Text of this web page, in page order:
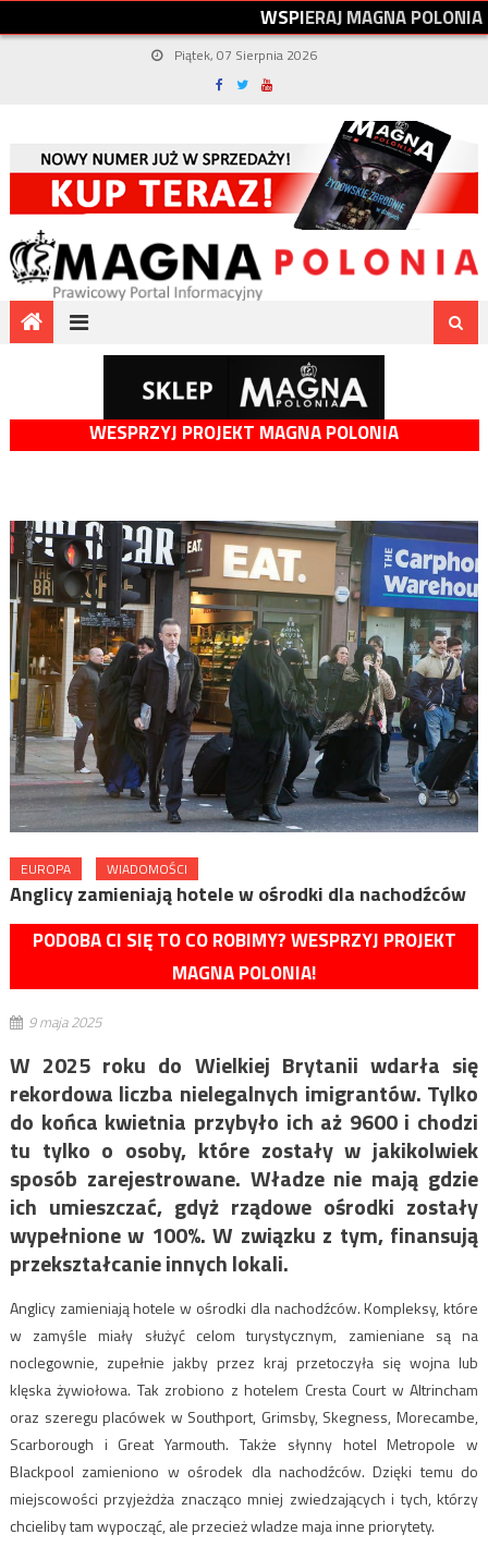
WSPIERAJMAGNAPOLONIA
Piątek, 07 Sierpnia 2026
WESPRZYJ PROJEKT MAGNA POLONIA
EUROPA WIADOMOŚCI
Anglicy zamieniają hotele w ośrodki dla nachodźców
PODOBA CI SIĘ TO CO ROBIMY? WESPRZYJ PROJEKT
MAGNA POLONIA!
9 maja 2025
W 2025 roku do Wielkiej Brytanii wdarła się
rekordowa liczba nielegalnych imigrantów. Tylko
do końca kwietnia przybyło ich aż 9600 i chodzi
tu tylko o osoby, które zostały w jakikolwiek
sposób zarejestrowane. Władze nie mają gdzie
ich umieszczać, gdyż rządowe ośrodki zostały
wypełnione w 100%. W związku z tym, finansują
przekształcanie innych lokali.
Anglicy zamieniają hotele w ośrodki dla nachodźców. Kompleksy, które
w zamyśle miały służyć celom turystycznym, zamieniane są na
noclegownie, zupełnie jakby przez kraj przetoczyła się wojna lub
klęska żywiołowa. Tak zrobiono z hotelem Cresta Court w Altrincham
oraz szeregu placówek w Southport, Grimsby, Skegness, Morecambe,
Scarborough i Great Yarmouth. Także słynny hotel Metropole w
Blackpool zamieniono w ośrodek dla nachodźców. Dzięki temu do
miejscowości przyjeżdża znacząco mniej zwiedzających i tych, którzy
chcieliby tam wypocząć, ale przecież wladze maja inne priorytety.